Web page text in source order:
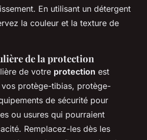
En utilisant un détergent
la couleur et la texture de
de la protection
de votre protection est
protège-tibias, protège-
de sécurité pour
ou usures qui pourraient
Remplacez-les dès les